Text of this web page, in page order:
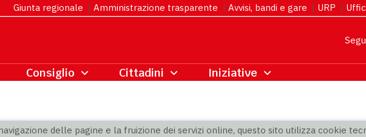
delle pagine e la fruizione dei servizi online, questo sito utilizza cookie
Giunta regionale | Amministrazione trasparente | Avvisi, bandi e gare | URP |